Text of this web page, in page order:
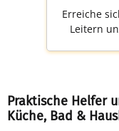
Erreiche
Leitern
Praktische Helfer
Küche, Bad &